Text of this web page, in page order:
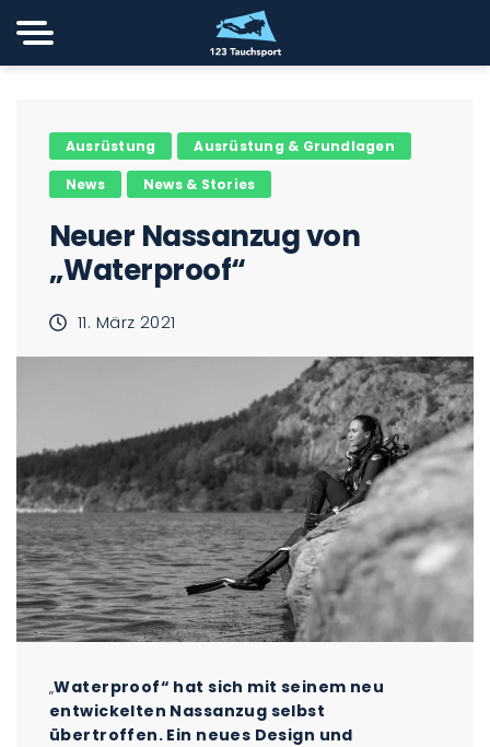
Ausrüstung Ausrüstung & Grundlagen
News News & Stories
Neuer Nassanzug von
„Waterproof“
11. März 2021
„Waterproof“ hat sich mit seinem neu
entwickelten Nassanzug selbst
übertroffen. Ein neues Design und